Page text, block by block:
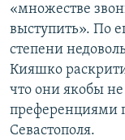
«множестве
выступить». По
степени
Кияшко
что они якобы не
преференциями
Севастополя.